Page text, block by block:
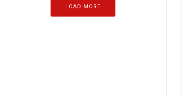
LOAD MORE